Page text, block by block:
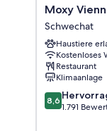
Moxy
Vienna
Airport
Schwechat
Moxy
Schwechat
Haustiere
Kostenloses
Restaurant
Klimaanlage
8.6
von
8,6
1.791